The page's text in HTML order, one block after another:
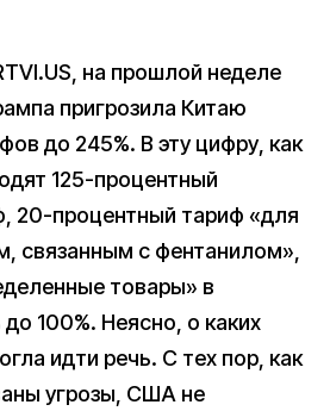
на прошлой неделе
пригрозила Китаю
до 245%. В эту цифру, как
125-процентный
20-процентный тариф «для
связанным с фентанилом»,
товары» в
100%. Неясно, о каких
идти речь. С тех пор, как
угрозы, США не